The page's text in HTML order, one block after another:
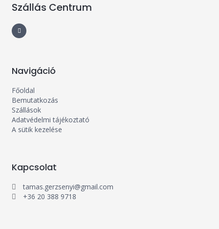
Szállás Centrum
a
c
e
-
f
Navigáció
Főoldal
Bemutatkozás
Szállások
Adatvédelmi tájékoztató
A sütik kezelése
Kapcsolat
tamas.gerzsenyi@gmail.com
+36 20 388 9718